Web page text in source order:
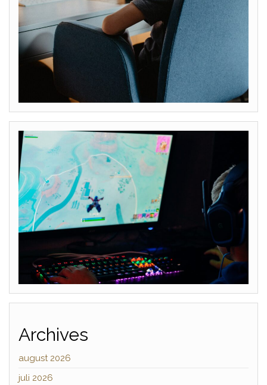
Archives
august 2026
juli 2026